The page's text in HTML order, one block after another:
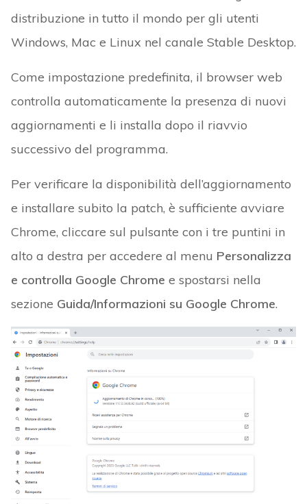
distribuzione in tutto il mondo per gli utenti
Windows, Mac e Linux nel canale Stable Desktop.
Come impostazione predefinita, il browser web
controlla automaticamente la presenza di nuovi
aggiornamenti e li installa dopo il riavvio
successivo del programma.
Per verificare la disponibilità dell’aggiornamento
e installare subito la patch, è sufficiente avviare
Chrome, cliccare sul pulsante con i tre puntini in
alto a destra per accedere al menu Personalizza
e controlla Google Chrome e spostarsi nella
sezione Guida/Informazioni su Google Chrome.